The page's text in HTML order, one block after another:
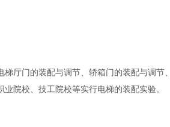
厅门的装配与调节、轿箱门的装配与调节
院校、技工院校等实行电梯的装配实验。